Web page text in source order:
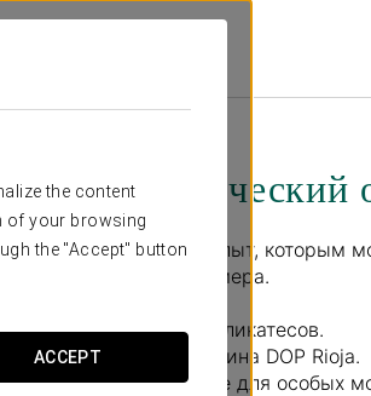
the content
of your browsing
the "Accept" button
ACCEPT
Гастрономический
Гастрономический опыт, которым
комфорте вашего номера.
- Ассорти мясных деликатесов.
- Бутылка красного вина DOP Rioja.
Идеальное сочетание для особых